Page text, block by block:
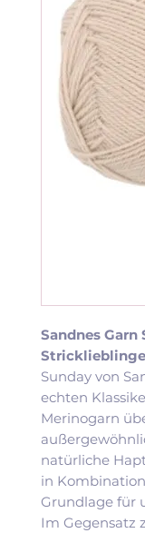
Sandnes
Stricklieblinge
Sunday von
echten
Merinogarn
natürliche
in
Grundlage für
Im Gegensatz